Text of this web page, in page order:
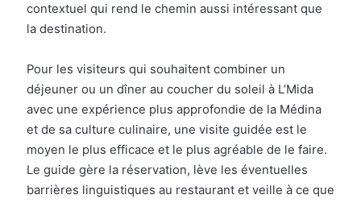
contextuel qui rend le chemin aussi intéressant que
la destination.
Pour les visiteurs qui souhaitent combiner un
déjeuner ou un dîner au coucher du soleil à L’Mida
avec une expérience plus approfondie de la Médina
et de sa culture culinaire, une visite guidée est le
moyen le plus efficace et le plus agréable de le faire.
Le guide gère la réservation, lève les éventuelles
barrières linguistiques au restaurant et veille à ce que